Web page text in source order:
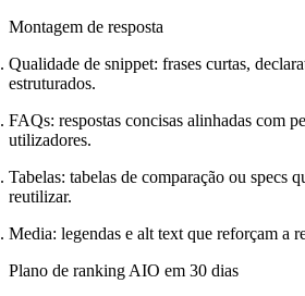
Montagem de resposta
Qualidade de snippet: frases curtas,
estruturados.
FAQs: respostas concisas alinhadas com
utilizadores.
Tabelas: tabelas de comparação ou specs
reutilizar.
Media: legendas e alt text que reforçam a
Plano de ranking AIO em 30 dias